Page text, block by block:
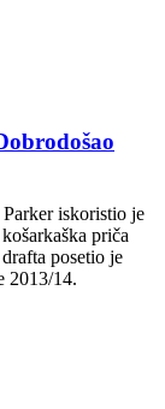
iskoristio je
priča
posetio je
2013/14.